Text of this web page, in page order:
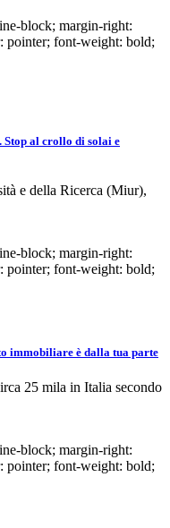
block; margin-right:
pointer; font-weight: bold;
Stop al crollo di solai e
e della Ricerca (Miur),
block; margin-right:
pointer; font-weight: bold;
immobiliare è dalla tua parte
25 mila in Italia secondo
block; margin-right:
pointer; font-weight: bold;